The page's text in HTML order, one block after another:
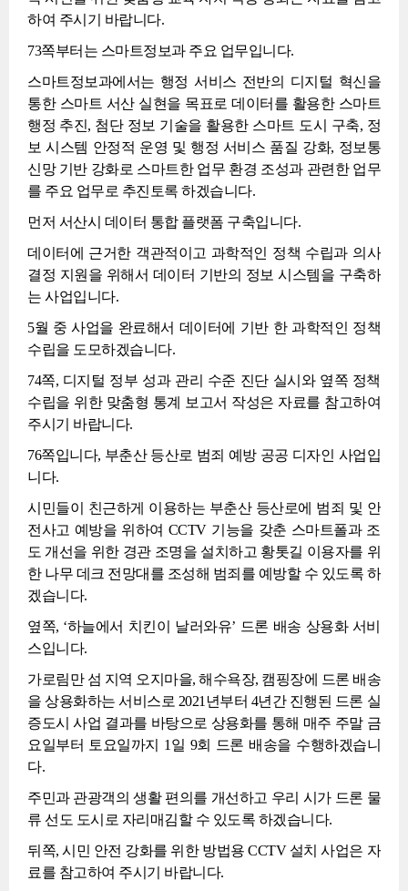
하여 주시기 바랍니다.
73쪽부터는 스마트정보과 주요 업무입니다.
스마트정보과에서는 행정 서비스 전반의 디지털 혁신을
통한 스마트 서산 실현을 목표로 데이터를 활용한 스마트
행정 추진, 첨단 정보 기술을 활용한 스마트 도시 구축, 정
보 시스템 안정적 운영 및 행정 서비스 품질 강화, 정보통
신망 기반 강화로 스마트한 업무 환경 조성과 관련한 업무
를 주요 업무로 추진토록 하겠습니다.
먼저 서산시 데이터 통합 플랫폼 구축입니다.
데이터에 근거한 객관적이고 과학적인 정책 수립과 의사
결정 지원을 위해서 데이터 기반의 정보 시스템을 구축하
는 사업입니다.
5월 중 사업을 완료해서 데이터에 기반 한 과학적인 정책
수립을 도모하겠습니다.
74쪽, 디지털 정부 성과 관리 수준 진단 실시와 옆쪽 정책
수립을 위한 맞춤형 통계 보고서 작성은 자료를 참고하여
주시기 바랍니다.
76쪽입니다, 부춘산 등산로 범죄 예방 공공 디자인 사업입
니다.
시민들이 친근하게 이용하는 부춘산 등산로에 범죄 및 안
전사고 예방을 위하여 CCTV 기능을 갖춘 스마트폴과 조
도 개선을 위한 경관 조명을 설치하고 황톳길 이용자를 위
한 나무 데크 전망대를 조성해 범죄를 예방할 수 있도록 하
겠습니다.
옆쪽, ‘하늘에서 치킨이 날러와유’ 드론 배송 상용화 서비
스입니다.
가로림만 섬 지역 오지마을, 해수욕장, 캠핑장에 드론 배송
을 상용화하는 서비스로 2021년부터 4년간 진행된 드론 실
증도시 사업 결과를 바탕으로 상용화를 통해 매주 주말 금
요일부터 토요일까지 1일 9회 드론 배송을 수행하겠습니
다.
주민과 관광객의 생활 편의를 개선하고 우리 시가 드론 물
류 선도 도시로 자리매김할 수 있도록 하겠습니다.
뒤쪽, 시민 안전 강화를 위한 방법용 CCTV 설치 사업은 자
료를 참고하여 주시기 바랍니다.